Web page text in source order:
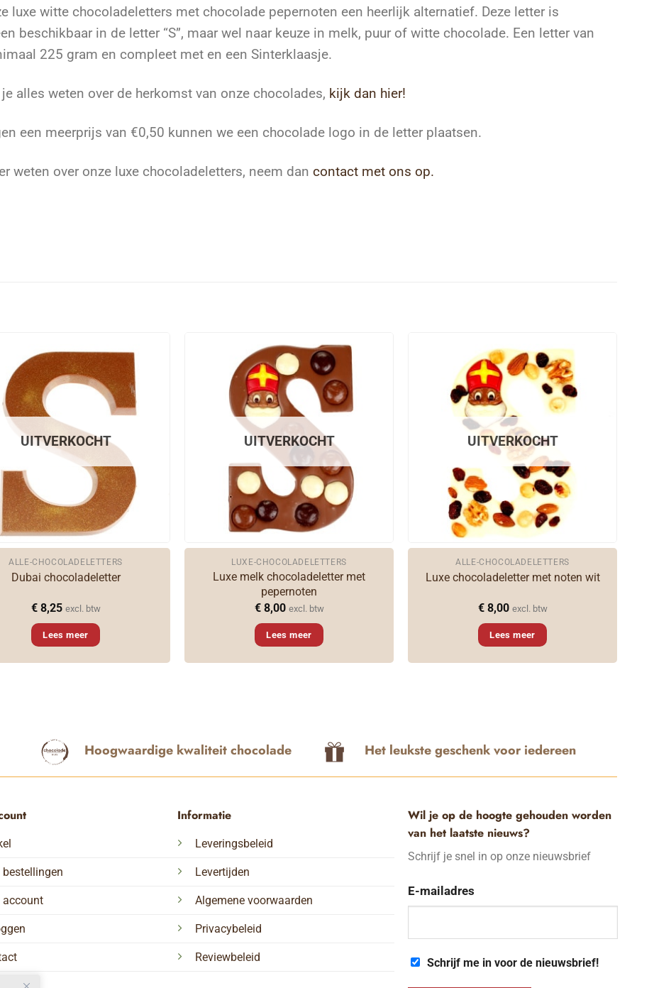
luxe witte chocoladeletters met chocolade pepernoten een heerlijk alternatief. Deze letter is
beschikbaar in de letter “S”, maar wel naar keuze in melk, puur of witte chocolade. Een letter van
225 gram en compleet met en een Sinterklaasje.
alles weten over de herkomst van onze chocolades, kijk dan hier!
een meerprijs van €0,50 kunnen we een chocolade logo in de letter plaatsen.
weten over onze luxe chocoladeletters, neem dan contact met ons op.
UITVERKOCHT
ALLE-CHOCOLADELETTERS
Dubai chocoladeletter
€8,25 excl. btw
Lees meer
UITVERKOCHT
LUXE-CHOCOLADELETTERS
Luxe melk chocoladeletter met
pepernoten
€8,00 excl. btw
Lees meer
UITVERKOCHT
ALLE-CHOCOLADELETTERS
Luxe chocoladeletter met noten wit
€8,00 excl. btw
Lees meer
Hoogwaardige kwaliteit chocolade Het leukste geschenk voor iedereen
account
Informatie
Leveringsbeleid
Levertijden
Algemene voorwaarden
Privacybeleid
Reviewbeleid
Wil je op de hoogte gehouden worden
van het laatste nieuws?
Schrijf je snel in op onze nieuwsbrief
E-mailadres
Schrijf me in voor de nieuwsbrief!